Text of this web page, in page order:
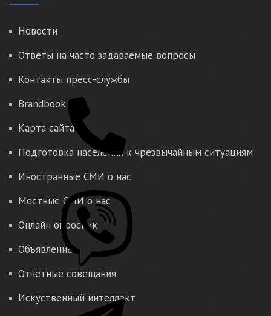
Новости
Ответы на часто задаваемые вопросы
Контакты пресс-службы
Brandbook
Карта сайта
Подготовка населения к чрезвычайным ситуациям
Иностранные СМИ о нас
Местные СМИ о нас
Онлайн опросник
Объявление
Отчетные совещания
Искуственный интеллект